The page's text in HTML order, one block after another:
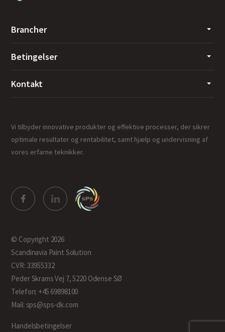
Brancher
Betingelser
Kontakt
Vi tilbyder innovative produkter og effektive processer, der sikrer
optimale resultater og rentabilitet, samt hjælp og undervisning af
vores erfarne teknikker.
© Copyright 2026
Scandinavia Paint Solution
CVR: 33955332
Peder Skrams Vej 7, 5220 Odense SØ
Telefon: +45 69898100
Mail: sps@sps-dk.com
Handelsbetingelser